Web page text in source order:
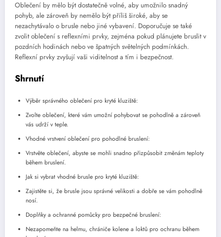
Oblečení by mělo být dostatečně volné, aby umožnilo snadný
pohyb, ale zároveň by nemělo být příliš široké, aby se
nezachytávalo o brusle nebo jiné vybavení. Doporučuje se také
zvolit oblečení s reflexními prvky, zejména pokud plánujete bruslit v
pozdních hodinách nebo ve špatných světelných podmínkách.
Reflexní prvky zvyšují vaši viditelnost a tím i bezpečnost.
Shrnutí
Výběr správného oblečení pro kryté kluziště:
Zvolte oblečení, které vám umožní pohybovat se pohodlně a zároveň
vás udrží v teple.
Vhodné vrstvení oblečení pro pohodlné bruslení:
Vrstvěte oblečení, abyste se mohli snadno přizpůsobit změnám teploty
během bruslení.
Jak si vybrat vhodné brusle pro kryté kluziště:
Zajistěte si, že brusle jsou správné velikosti a dobře se vám pohodlně
nosí.
Doplňky a ochranné pomůcky pro bezpečné bruslení:
Nezapomeňte na helmu, chrániče kolene a loktů pro ochranu během